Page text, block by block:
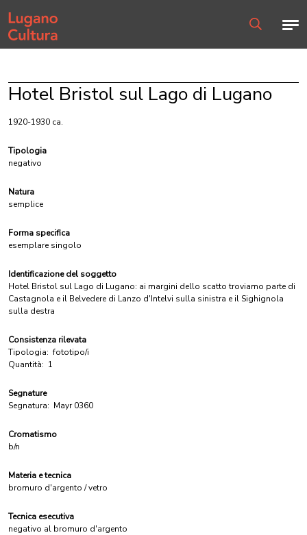
Home page
Hotel Bristol sul Lago di Lugano
1920-1930 ca.
Tipologia
negativo
Natura
semplice
Forma specifica
esemplare singolo
Identificazione del soggetto
Hotel Bristol sul Lago di Lugano: ai margini dello scatto troviamo parte di
Castagnola e il Belvedere di Lanzo d'Intelvi sulla sinistra e il Sighignola
sulla destra
Consistenza rilevata
Tipologia: fototipo/i
Quantità: 1
Segnature
Segnatura: Mayr 0360
Cromatismo
b/n
Materia e tecnica
bromuro d'argento / vetro
Tecnica esecutiva
negativo al bromuro d'argento